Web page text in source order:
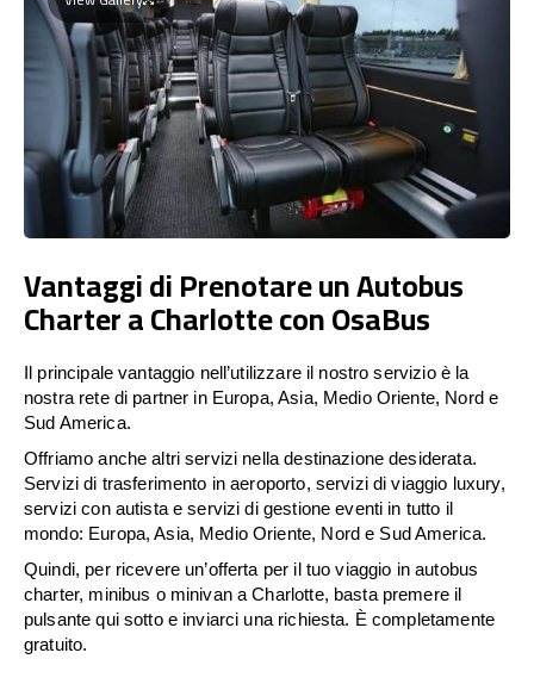
Vantaggi di Prenotare un Autobus
Charter a Charlotte con OsaBus
Il principale vantaggio nell’utilizzare il nostro servizio è la
nostra rete di partner in Europa, Asia, Medio Oriente, Nord e
Sud America.
Offriamo anche altri servizi nella destinazione desiderata.
Servizi di trasferimento in aeroporto, servizi di viaggio luxury,
servizi con autista e servizi di gestione eventi in tutto il
mondo: Europa, Asia, Medio Oriente, Nord e Sud America.
Quindi, per ricevere un’offerta per il tuo viaggio in autobus
charter, minibus o minivan a Charlotte, basta premere il
pulsante qui sotto e inviarci una richiesta. È completamente
gratuito.